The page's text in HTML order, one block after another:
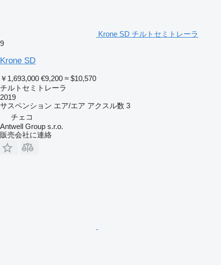
Krone SD チルトセミトレーラ
9
Krone SD
￥1,693,000 €9,200 ≈ $10,570
チルトセミトレーラ
2019
サスペンション エア/エア アクスル数 3
チェコ
Antwell Group s.r.o.
販売会社に連絡